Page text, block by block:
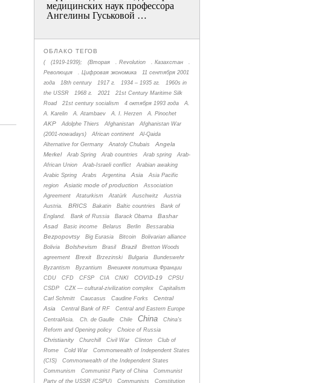
медицинских наук профессора
Ангелины Гуськовой …
ОБЛАКО ТЕГОВ
( (1919-1939); (Вторая . Revolution . Казахстан
.
Революция
. Цифровая экономика
11 сентября 2001
года
18th century 1917 г. 1934 – 1935 гг.
1960s in
the USSR
1968 г. 2021
21st Century Maritime Silk
Road
21st century socialism 4 октября 1993 года
A.
A. Karelin
A. Atambaev A. I. Herzen A. Pinochet
AKP Adolphe Thiers Afghanistan
Afghanistan War
(2001-nowadays)
African continent
Al-Qaida
Alternative for Germany
Anatoly Chubais
Angela
Merkel
Arab Spring Arab countries Arab spring
Arab-
African Union
Arab-Israeli conflict
Arabian awaking
Arabic Spring
Arabs Argentina Asia
Asia Pacific
region
Asiatic mode of production
Association
Agreement
Ataturkism Atatürk Auschwitz
Austria
Austria.
BRICS Bakatin Baltic countries
Bank of
England.
Bank of Russia Barack Obama
Bashar
Asad
Basic income Belarus Berlin Bessarabia
Bezpopovtsy Big Eurasia Bitcoin
Bolivarian alliance
Bolivia
Bolshevism Brasil Brazil
Bretton Woods
agreement
Brexit Brzezinski Bulgaria
Bundeswehr
Byzantism
Byzantium
Bнешняя политика Франции
CDU
CFD CFSP CIA CNKI COVID-19
CPSU
CSDP
CZК — cultural-zivilization complex
Capitalism
Carl Schmitt
Caucasus Caudine Forks
Central
Asia
Central Bank of RF
Central and Eastern Europe
CentralAsia.
Ch. de Gaulle Chile China
China's
Reform and Opening policy
Choice of Russia
Christianity Churchill Civil War Clinton
Club of
Rome
Cold War
Commonwealth of Independent States
(CIS)
Commonwealth of the Independent States
Communism
Communist Party of China
Communist
Party of the USSR (CSPU)
Communists
Constitution